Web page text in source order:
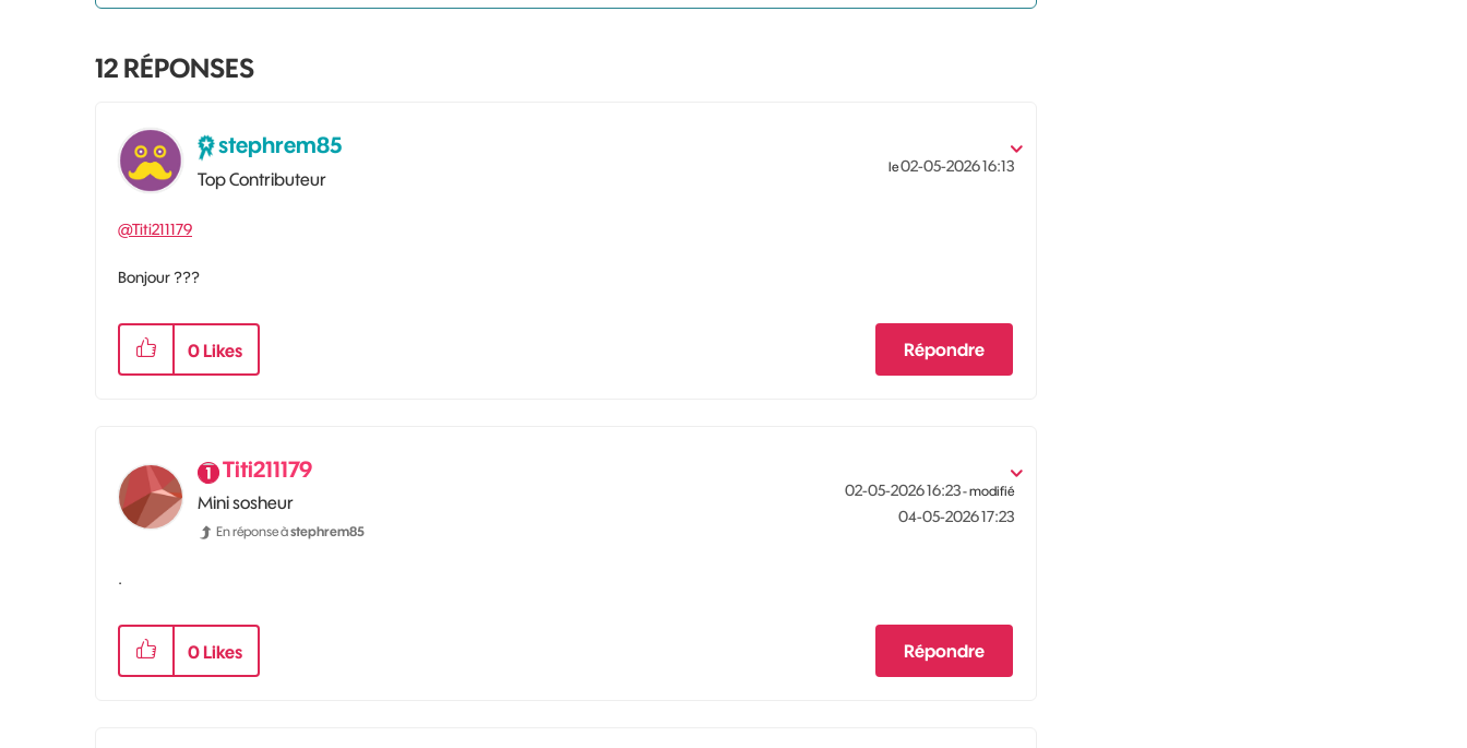
12 RÉPONSES
stephrem85
Top Contributeur
le‎02-05-202616:13
@Titi211179
Bonjour ???
0 Likes Répondre
Titi211179
Mini sosheur
En réponse àstephrem85
‎02-05-202616:23- modifié
‎04-05-202617:23
.
0 Likes Répondre